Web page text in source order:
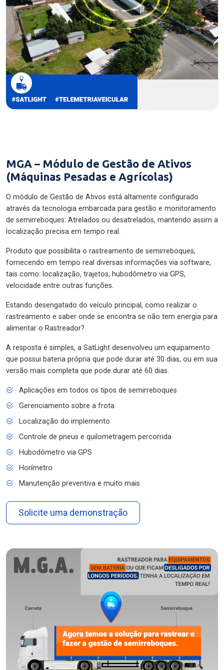
MGA – Módulo de Gestão de Ativos
(Máquinas Pesadas e Agrícolas)
O módulo de Gestão de Ativos está altamente configurado
através da tecnologia embarcada para gestão e monitoramento
de semirreboques: Atrelados ou desatrelados, mantendo assim a
localização precisa em tempo real.
Produto que possibilita o rastreamento de semirreboques,
fornecendo em tempo real diversas informações via software,
tais como: localização, trajetos, hubodômetro via GPS,
velocidade entre outras funções.
Estando desengatado do veículo principal, como realizar o
rastreamento e saber onde se encontra se não tem energia para
alimentar o Rastreador?
A resposta é simples, a SatLight desenvolveu um equipamento
que possui bateria própria que pode durar até 30 dias, ou em sua
versão mais completa que pode durar até 60 dias.
Aplicações em todos os tipos de semirreboques
Gerenciamento sobre a frota
Localização do implemento
Controle de pneus e quilometragem percorrida
Hubodômetro via GPS
Horímetro
Manutenção preventiva e muito mais
Solicite uma demonstração